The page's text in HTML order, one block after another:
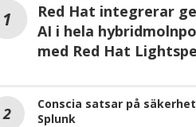
Red Hat integrerar
AI i hela
med Red Hat
Conscia satsar på
Splunk